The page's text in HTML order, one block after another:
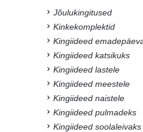
Jõulukingitused
Kinkekomplektid
Kingiideed
Kingiideed katsikuks
Kingiideed lastele
Kingiideed meestele
Kingiideed naistele
Kingiideed pulmadeks
Kingiideed soolaleivaks